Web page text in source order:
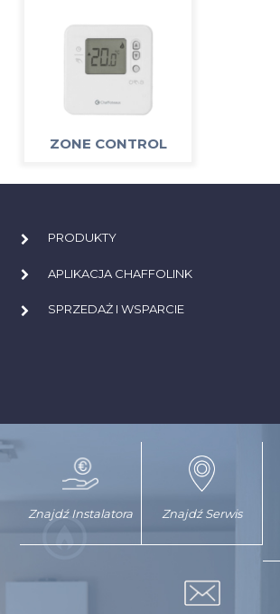
ZONE CONTROL
PRODUKTY
APLIKACJA CHAFFOLINK
SPRZEDAŻ I WSPARCIE
Znajdź Instalatora Znajdź Serwis